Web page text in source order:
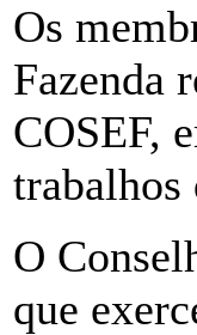
Os
Fazenda
COSEF,
trabalhos
O
que